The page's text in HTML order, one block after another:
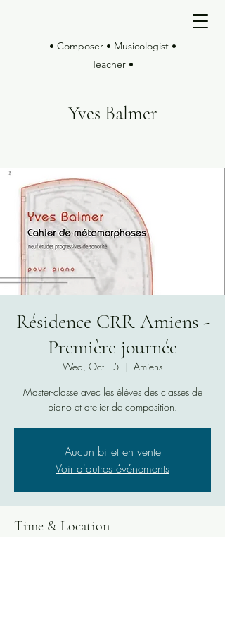
• Composer • Musicologist •
Teacher •
Yves Balmer
Résidence CRR Amiens -
Première journée
Wed, Oct 15
  |
Amiens
Master-classe avec les élèves des classes de
piano et atelier de composition.
Aucun billet en vente
Voir d'autres événements
Time & Location